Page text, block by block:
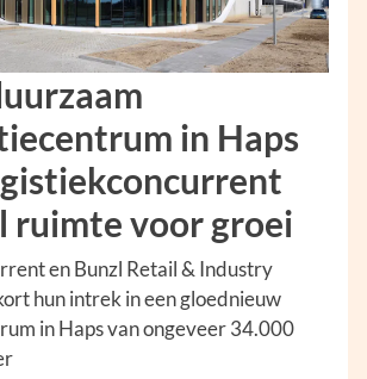
in Haps
ruimte voor groei
en Bunzl Retail & Industry
hun intrek in een gloednieuw
in Haps van ongeveer 34.000